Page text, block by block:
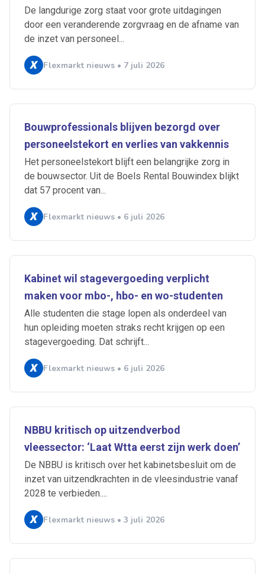
De langdurige zorg staat voor grote uitdagingen
door een veranderende zorgvraag en de afname van
de inzet van personeel...
Flexmarkt nieuws • 7 juli 2026
Bouwprofessionals blijven bezorgd over
personeelstekort en verlies van vakkennis
Het personeelstekort blijft een belangrijke zorg in
de bouwsector. Uit de Boels Rental Bouwindex blijkt
dat 57 procent van...
Flexmarkt nieuws • 6 juli 2026
Kabinet wil stagevergoeding verplicht
maken voor mbo-, hbo- en wo-studenten
Alle studenten die stage lopen als onderdeel van
hun opleiding moeten straks recht krijgen op een
stagevergoeding. Dat schrijft...
Flexmarkt nieuws • 6 juli 2026
NBBU kritisch op uitzendverbod
vleessector: ‘Laat Wtta eerst zijn werk doen’
De NBBU is kritisch over het kabinetsbesluit om de
inzet van uitzendkrachten in de vleesindustrie vanaf
2028 te verbieden....
Flexmarkt nieuws • 3 juli 2026